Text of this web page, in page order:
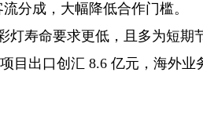
分成，大幅降低合作门槛。
灯寿命要求更低，且多为短期
目出口创汇 8.6 亿元，海外业